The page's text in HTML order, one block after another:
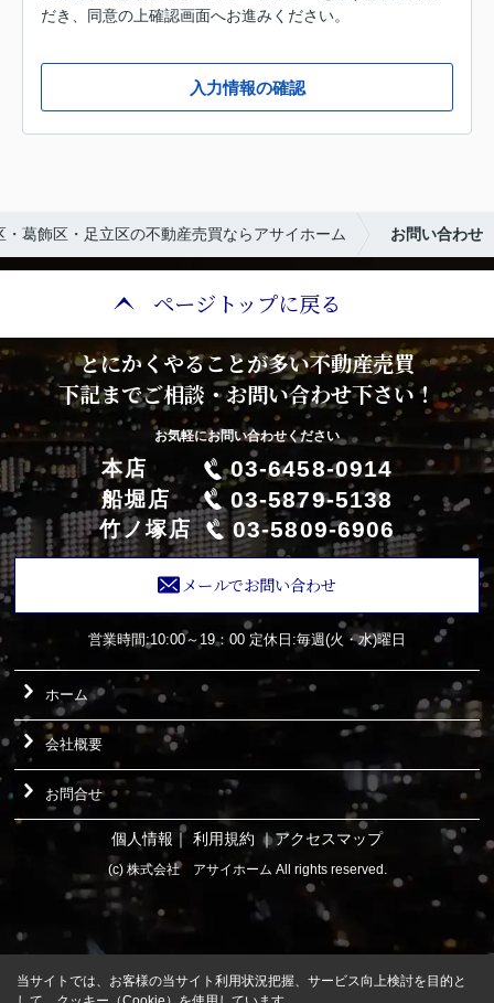
だき、同意の上確認画面へお進みください。
入力情報の確認
・葛飾区・足立区の不動産売買ならアサイホーム お問い合わせ
ページトップに戻る
とにかくやることが多い不動産売買
下記までご相談・お問い合わせ下さい！
お気軽にお問い合わせください
本店 03-6458-0914
船堀店 03-5879-5138
竹ノ塚店 03-5809-6906
メールでお問い合わせ
営業時間:10:00～19：00 定休日:毎週(火・水)曜日
ホーム
会社概要
お問合せ
個人情報 ｜ 利用規約 ｜アクセスマップ
(c) 株式会社 アサイホーム All rights reserved.
当サイトでは、お客様の当サイト利用状況把握、サービス向上検討を目的と